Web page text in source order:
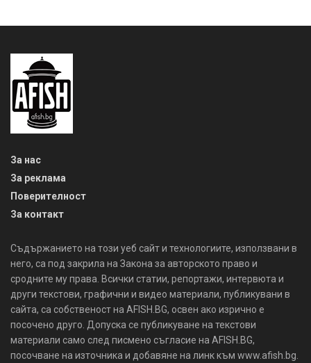
За нас
За реклама
Поверителност
За контакт
Съдържанието на този уеб сайт и технологиите, използвани в
него, са под закрила на Закона за авторското право и
сродните му права. Всички статии, репортажи, интервюта и
други текстови, графични и видео материали, публикувани в
сайта, са собственост на AFISH.BG, освен ако изрично е
посочено друго. Допуска се публикуване на текстови
материали само след писмено съгласие на AFISH.BG,
посочване на източника и добавяне на линк към www.afish.bg.